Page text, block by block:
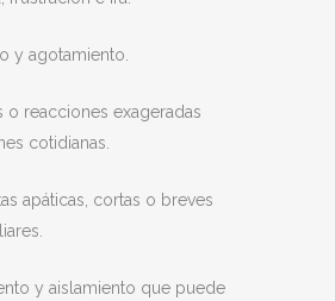
y agotamiento.
o reacciones exageradas
cotidianas.
apáticas, cortas o breves
y aislamiento que puede